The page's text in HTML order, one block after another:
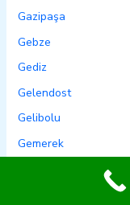
Gazipaşa
Gebze
Gediz
Gelendost
Gelibolu
Gemerek